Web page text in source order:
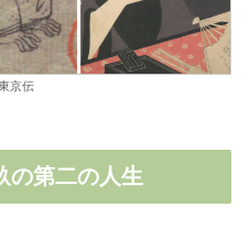
京伝
第二の人生